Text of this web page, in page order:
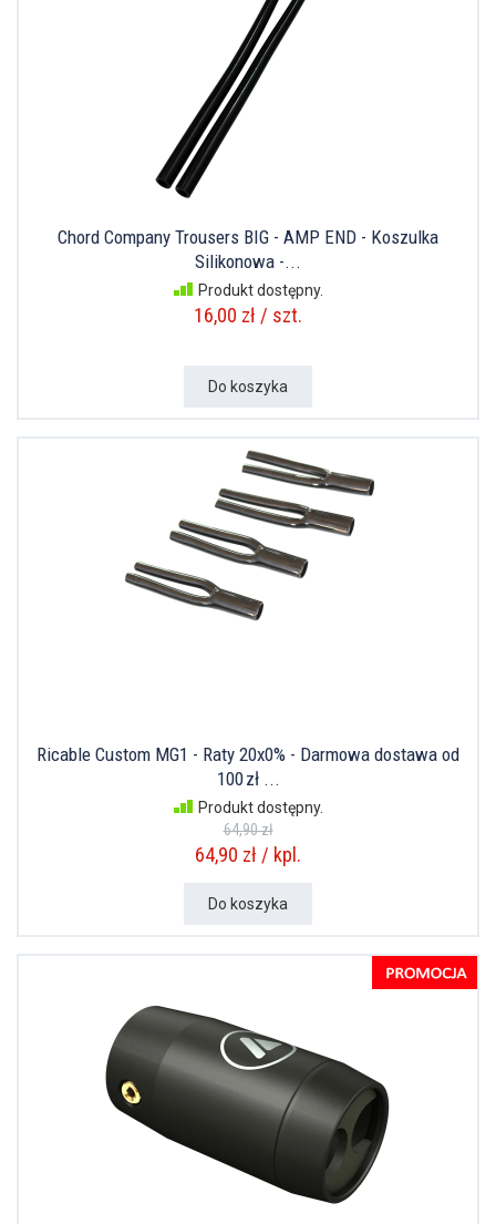
Chord Company Trousers BIG - AMP END - Koszulka
Silikonowa -...
Produkt dostępny.
16,00 zł / szt.
Do koszyka
Ricable Custom MG1 - Raty 20x0% - Darmowa dostawa od
100 zł ...
Produkt dostępny.
64,90 zł
64,90 zł / kpl.
Do koszyka